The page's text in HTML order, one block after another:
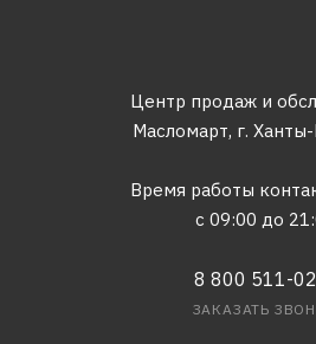
Центр продаж и
Масломарт, г.
Время работы
с 09:00 до
8 800 511-
ЗАКАЗАТЬ